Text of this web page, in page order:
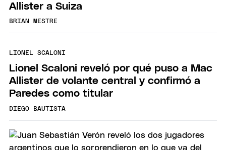
Allister a Suiza
BRIAN MESTRE
LIONEL SCALONI
Lionel Scaloni reveló por qué puso a Mac
Allister de volante central y confirmó a
Paredes como titular
DIEGO BAUTISTA